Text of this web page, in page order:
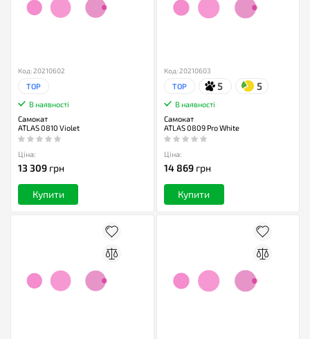
Код: 20210602
TOP
В наявності
Самокат
ATLAS 0810 Violet
Ціна:
13 309 грн
Купити
Код: 20210603
TOP 5 5
В наявності
Самокат
ATLAS 0809 Pro White
Ціна:
14 869грн
Купити